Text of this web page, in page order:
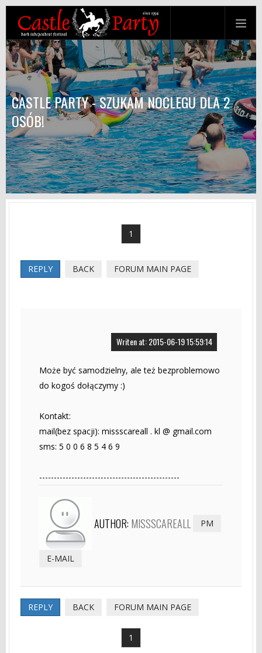
CASTLE PARTY - SZUKAM NOCLEGU DLA 2
OSÓB!
1
REPLY BACK FORUM MAIN PAGE
Writen at: 2015-06-19 15:59:14
Może być samodzielny, ale też bezproblemowo
do kogoś dołączymy :)
Kontakt:
mail(bez spacji): missscareall . kl @ gmail.com
sms: 5 0 0 6 8 5 4 6 9
------------------------------------------------
AUTHOR: MISSSCAREALL PM
E-MAIL
REPLY BACK FORUM MAIN PAGE
1